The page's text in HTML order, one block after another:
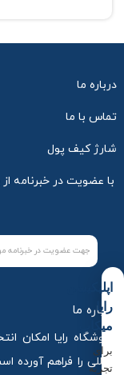
درباره ما
تماس با ما
شارژ کیف پول
با عضویت در خبرنامه
درباره ما
فروشگاه رایا امکان
المللی را فراهم
اپلیکیشن
رایا
میکاپ
برای
تجربه